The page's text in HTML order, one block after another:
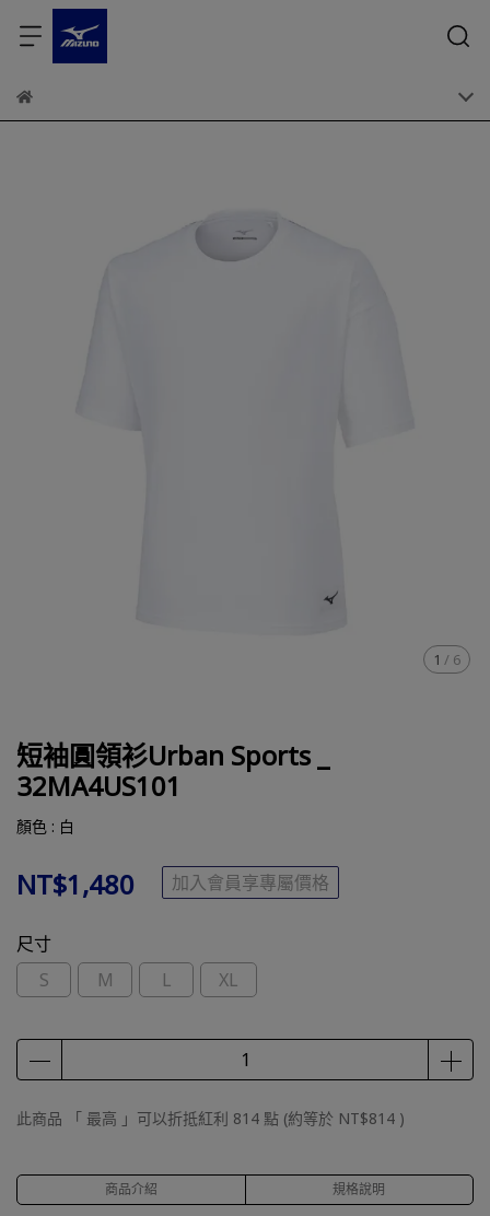
1 / 6
短袖圓領衫Urban Sports _
32MA4US101
顏色 : 白
NT$1,480 加入會員享專屬價格
尺寸
S
M L XL
此商品 「 最高 」可以折抵紅利 814 點 (約等於 NT$814 )
商品介紹 規格說明